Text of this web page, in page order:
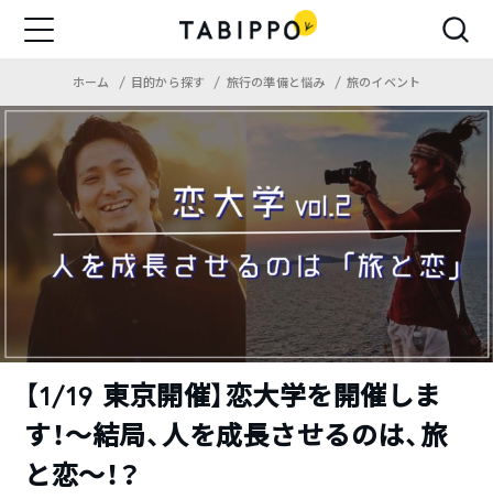
ホーム 目的から探す 旅行の準備と悩み 旅のイベント
【1/19 東京開催】恋大学を開催しま
す！〜結局、人を成長させるのは、旅
と恋〜！？